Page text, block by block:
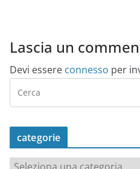
Lascia un
Devi essere connesso per
categorie